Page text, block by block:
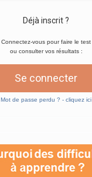
Déjà inscrit ?
Connectez-vous pour faire le test
ou consulter vos résultats :
Se connecter
Mot de passe perdu ? - cliquez ici